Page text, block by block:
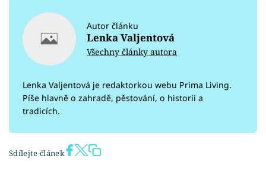
Autor článku
Lenka Valjentová
Všechny články autora
Lenka Valjentová je redaktorkou webu Prima Living.
Píše hlavně o zahradě, pěstování, o historii a
tradicích.
Sdílejte článek